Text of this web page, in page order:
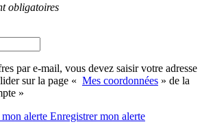
obligatoires
par e-mail, vous devez saisir votre adresse
sur la page « Mes coordonnées » de la
»
alerte Enregistrermon alerte